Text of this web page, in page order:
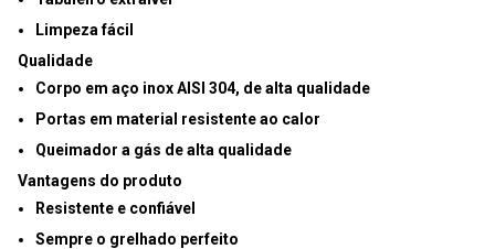
Limpeza fácil
Qualidade
Corpo em aço inox AISI 304, de alta qualidade
Portas em material resistente ao calor
Queimador a gás de alta qualidade
Vantagens do produto
Resistente e confiável
Sempre o grelhado perfeito